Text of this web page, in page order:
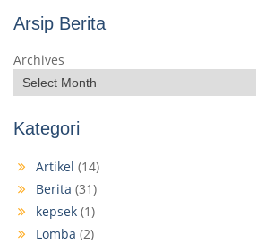
Arsip Berita
Archives
Kategori
Artikel (14)
Berita (31)
kepsek (1)
Lomba (2)